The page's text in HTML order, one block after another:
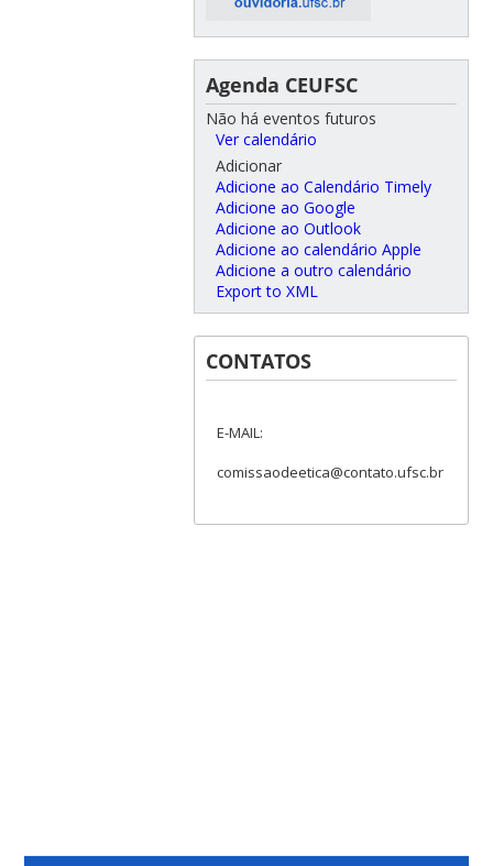
Agenda CEUFSC
Não há eventos futuros
Ver calendário
Adicionar
Adicione ao Calendário Timely
Adicione ao Google
Adicione ao Outlook
Adicione ao calendário Apple
Adicione a outro calendário
Export to XML
CONTATOS
E-MAIL:
comissaodeetica@contato.ufsc.br